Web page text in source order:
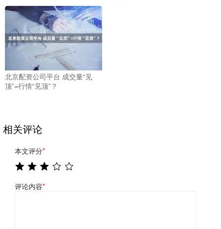
北京配资公司平台 成交量“见
顶”=行情“见顶”？
相关评论
本文评分*
评论内容*